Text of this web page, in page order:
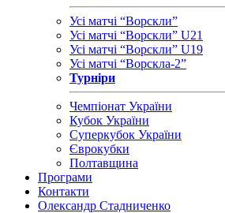
Усі матчі “Ворскли”
Усі матчі “Ворскли” U21
Усі матчі “Ворскли” U19
Усі матчі “Ворскла-2”
Турніри
Чемпіонат України
Кубок України
Суперкубок України
Єврокубки
Полтавщина
Програми
Контакти
Олександр Стадниченко